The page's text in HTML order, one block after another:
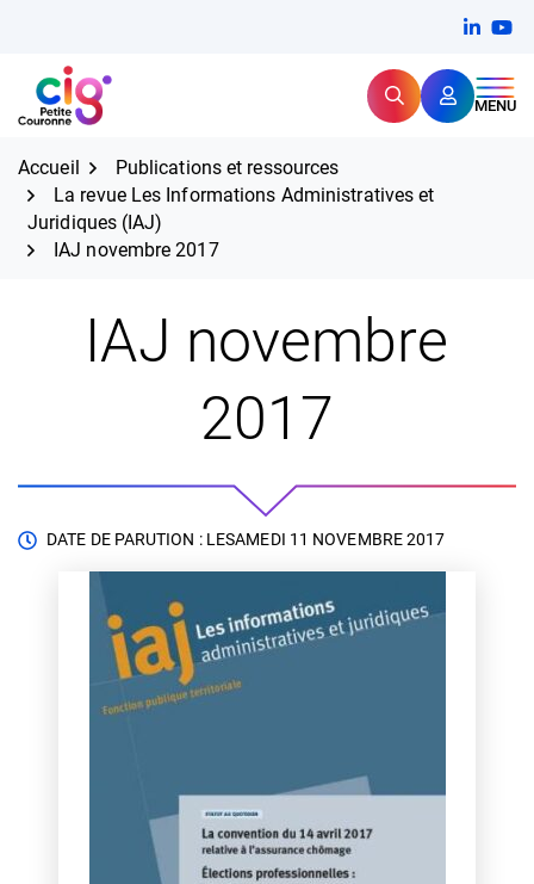
contenu
CIG Petite Couronne RechercherMENU
Expertise et proximité pour
Accueil
Publications et ressources
La revue Les Informations Administratives et
Juridiques (IAJ)
IAJ novembre 2017
IAJ novembre
2017
DATE DE PARUTION : LESAMEDI 11 NOVEMBRE 2017